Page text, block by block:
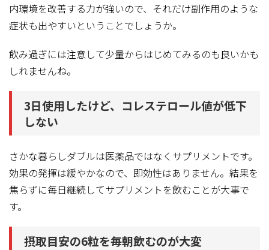
内環境を改善する力が強いので、それだけ副作用のような
症状も出やすいということでしょうか。
飲み過ぎには注意して少量からはじめてみるのも良いかも
しれませんね。
3日使用したけど、コレステロール値が低下
しない
さかな暮らしダブルは医薬品ではなくサプリメントです。
効果の発揮は緩やかなので、即効性はありません。結果を
焦らずに毎日継続してサプリメントを飲むことが大事で
す。
摂取目安の6粒を毎朝飲むのが大変